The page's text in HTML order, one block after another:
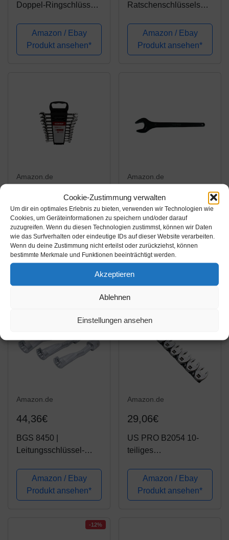
Cookie-Zustimmung verwalten
Um dir ein optimales Erlebnis zu bieten, verwenden wir Technologien wie
Cookies, um Geräteinformationen zu speichern und/oder darauf
zuzugreifen. Wenn du diesen Technologien zustimmst, können wir Daten
wie das Surfverhalten oder eindeutige IDs auf dieser Website verarbeiten.
Wenn du deine Zustimmung nicht erteilst oder zurückziehst, können
bestimmte Merkmale und Funktionen beeinträchtigt werden.
Akzeptieren
Ablehnen
Einstellungen ansehen
Doppel-Ringschlüssel-
18 x 19 mm | inkl
Tetron-Rolltasche | CV-
Stahl
Amazon / Ebay
Produkt ansehen*
Ratschenschlüsselset
Maulringschlüssel
Bremsleitungsschlüsse
l mit Ratschefunktion
Amazon / Ebay
Produkt ansehen*
Amazon.de
GEDORE red Offener
Ring-
Ratschennmaulschlüss
el-Satz metrisch, 10-
teilig
Amazon / Ebay
Amazon.de
32,66€
Laser 6835
Maulschlüssel mit
offenem Ende, 52 mm
Amazon / Ebay
Amazon.de
44,36€
BGS 8450 |
Leitungsschlüssel-
(1/2") | SW 14 - 17 - 19
mm
Amazon / Ebay
Produkt ansehen*
Amazon.de
29,06€
US PRO B2054 10-
teiliges
Set 2054, 0,95 cm (3/8
Zoll)
Amazon / Ebay
Produkt ansehen*
-12%